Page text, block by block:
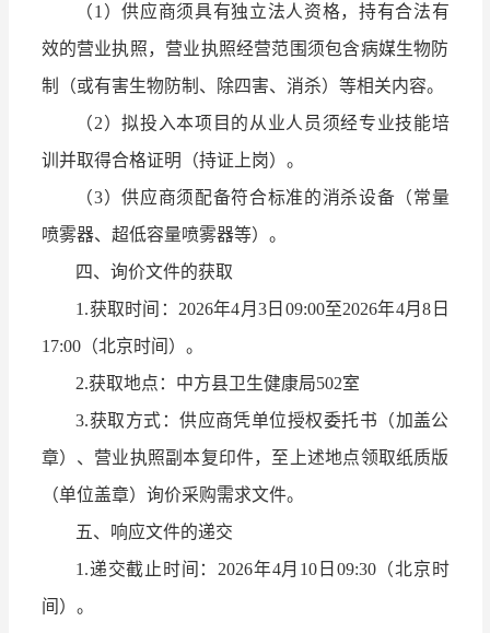
（1）供应商须具有独立法人资格，持有合法有
效的营业执照，营业执照经营范围须包含病媒生物防
制（或有害生物防制、除四害、消杀）等相关内容。
（2）拟投入本项目的从业人员须经专业技能培
训并取得合格证明（持证上岗）。
（3）供应商须配备符合标准的消杀设备（常量
喷雾器、超低容量喷雾器等）。
四、询价文件的获取
1.获取时间：2026年4月3日09:00至2026年4月8日
17:00（北京时间）。
2.获取地点：中方县卫生健康局502室
3.获取方式：供应商凭单位授权委托书（加盖公
章）、营业执照副本复印件，至上述地点领取纸质版
（单位盖章）询价采购需求文件。
五、响应文件的递交
1.递交截止时间：2026年4月10日09:30（北京时
间）。